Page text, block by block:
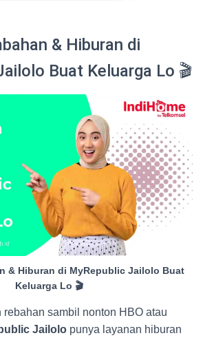
& Hiburan di
Buat Keluarga Lo 🎬
& Hiburan di MyRepublic Jailolo Buat
Keluarga Lo 🎬
rebahan sambil nonton HBO atau
Jailolo punya layanan hiburan